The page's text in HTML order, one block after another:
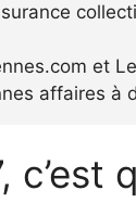
et
affaires à